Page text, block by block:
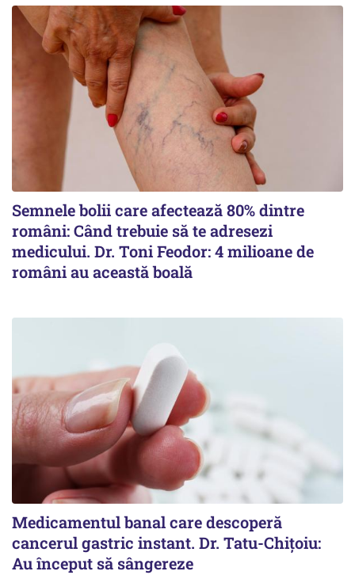
Semnele bolii care afectează 80% dintre
români: Când trebuie să te adresezi
medicului. Dr. Toni Feodor: 4 milioane de
români au această boală
Medicamentul banal care descoperă
cancerul gastric instant. Dr. Tatu-Chițoiu:
Au început să sângereze